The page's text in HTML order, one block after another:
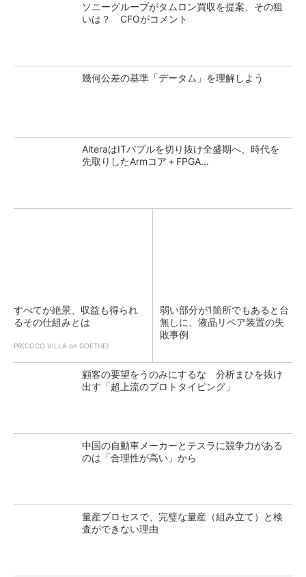
ソニーグループがタムロン買収を提案、その狙
いは？ CFOがコメント
幾何公差の基準「データム」を理解しよう
AlteraはITバブルを切り抜け全盛期へ、時代を
先取りしたArmコア＋FPGA...
すべてが絶景、収益も得られ
るその仕組みとは
PR(COCO VILLA on GOETHE)
弱い部分が1箇所でもあると台
無しに、液晶リペア装置の失
敗事例
顧客の要望をうのみにするな 分析まひを抜け
出す「超上流のプロトタイピング」
中国の自動車メーカーとテスラに競争力がある
のは「合理性が高い」から
量産プロセスで、完璧な量産（組み立て）と検
査ができない理由